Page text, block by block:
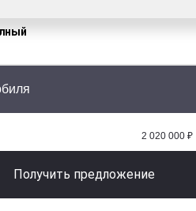
2 020 000 ₽
Получить предложение